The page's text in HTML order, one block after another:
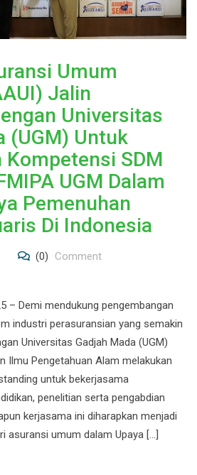
Umum
Jalin
Universitas
(UGM) Untuk
Kompetensi SDM
UGM Dalam
Pemenuhan
Di Indonesia
(0) Comment
– Demi mendukung pengembangan
industri perasuransian yang semakin
Universitas Gadjah Mada (UGM)
Ilmu Pengetahuan Alam melakukan
untuk bekerjasama
penelitian serta pengabdian
kerjasama ini diharapkan menjadi
asuransi umum dalam Upaya […]